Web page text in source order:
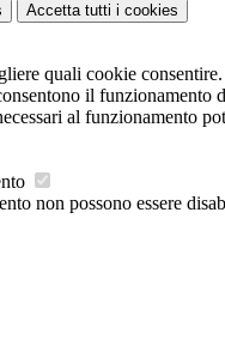
Accetta tutti i cookies
quali cookie consentire.
il funzionamento
al funzionamento
non possono essere